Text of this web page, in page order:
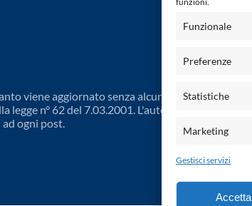
Funzionale
Preferenze
Statistiche
Marketing
Gestisci servizi
Accetta
viene aggiornato senza alcuna periodicità. Non
n° 62 del 7.03.2001. L'autore non è
ogni post.